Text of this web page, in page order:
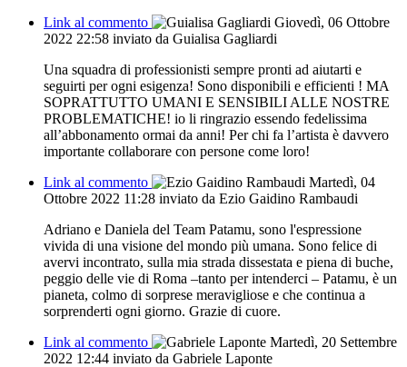
Link al commento
Giovedì, 06 Ottobre
2022 22:58 inviato da Guialisa Gagliardi
Una squadra di professionisti sempre pronti ad aiutarti e
seguirti per ogni esigenza! Sono disponibili e efficienti ! MA
SOPRATTUTTO UMANI E SENSIBILI ALLE NOSTRE
PROBLEMATICHE! io li ringrazio essendo fedelissima
all’abbonamento ormai da anni! Per chi fa l’artista è davvero
importante collaborare con persone come loro!
Link al commento
Martedì, 04
Ottobre 2022 11:28 inviato da Ezio Gaidino Rambaudi
Adriano e Daniela del Team Patamu, sono l'espressione
vivida di una visione del mondo più umana. Sono felice di
avervi incontrato, sulla mia strada dissestata e piena di buche,
peggio delle vie di Roma –tanto per intenderci – Patamu, è un
pianeta, colmo di sorprese meravigliose e che continua a
sorprenderti ogni giorno. Grazie di cuore.
Link al commento
Martedì, 20 Settembre
2022 12:44 inviato da Gabriele Laponte